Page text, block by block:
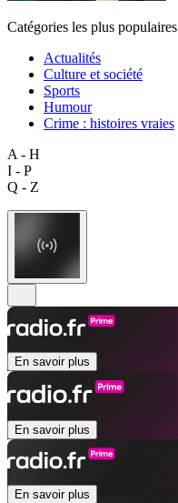
Catégories les plus populaires
Actualités
Culture et société
Sports
Humour
Crime : histoires vraies
A - H
I - P
Q - Z
En savoir plus
En savoir plus
En savoir plus